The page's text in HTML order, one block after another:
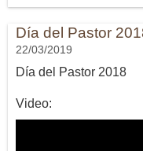
Día del Pastor
22/03/2019
Día del Pastor 2018
Video: